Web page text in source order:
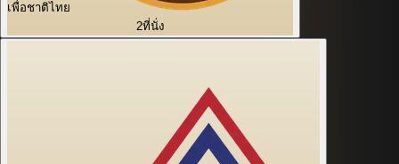
เพื่อชาติไทย
2ที่นั่ง